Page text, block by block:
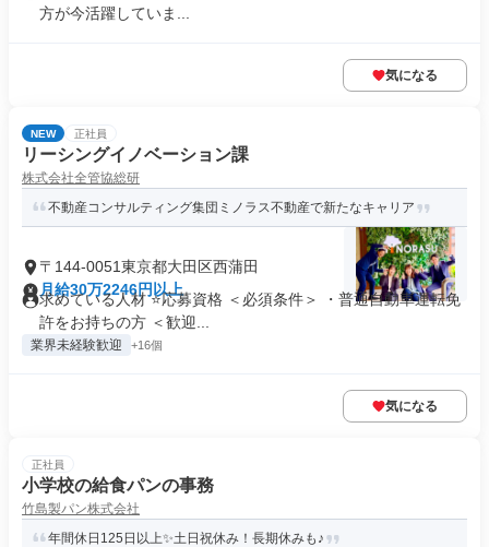
方が今活躍していま...
気になる
NEW 正社員
リーシングイノベーション課
株式会社全管協総研
不動産コンサルティング集団ミノラス不動産で新たなキャリア
〒144-0051東京都大田区西蒲田
月給30万2246円以上
求めている人材 ⭐応募資格 ＜必須条件＞ ・普通自動車運転免
許をお持ちの方 ＜歓迎...
業界未経験歓迎 +16個
気になる
正社員
小学校の給食パンの事務
竹島製パン株式会社
年間休日125日以上✨土日祝休み！長期休みも♪